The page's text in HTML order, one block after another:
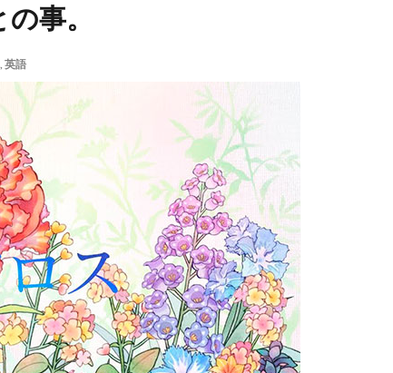
事。
, 英語